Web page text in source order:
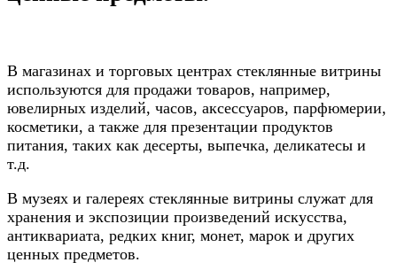
В магазинах и торговых центрах стеклянные витрины
используются для продажи товаров, например,
ювелирных изделий, часов, аксессуаров, парфюмерии,
косметики, а также для презентации продуктов
питания, таких как десерты, выпечка, деликатесы и
т.д.
В музеях и галереях стеклянные витрины служат для
хранения и экспозиции произведений искусства,
антиквариата, редких книг, монет, марок и других
ценных предметов.